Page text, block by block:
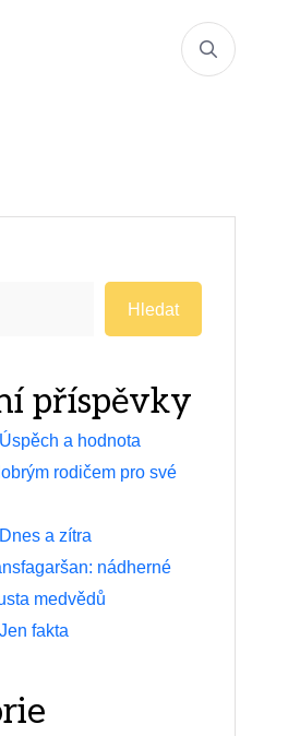
Hledat
příspěvky
a hodnota
rodičem pro své
a zítra
nádherné
medvědů
fakta